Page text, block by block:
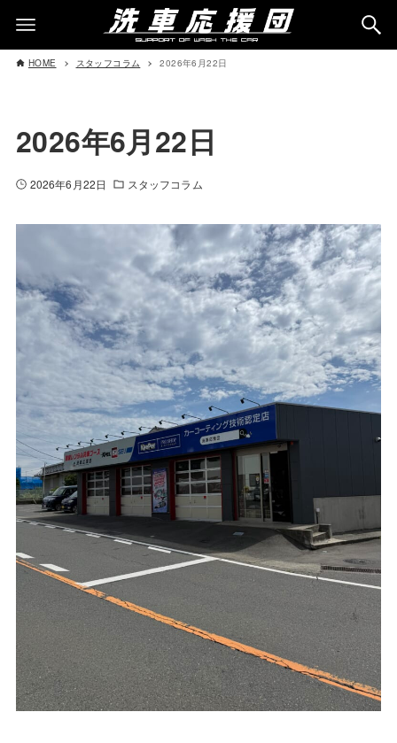
HOME スタッフコラム 2026年6月22日
2026年6月22日
2026年6月22日 スタッフコラム